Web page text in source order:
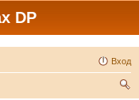
DP
Вход